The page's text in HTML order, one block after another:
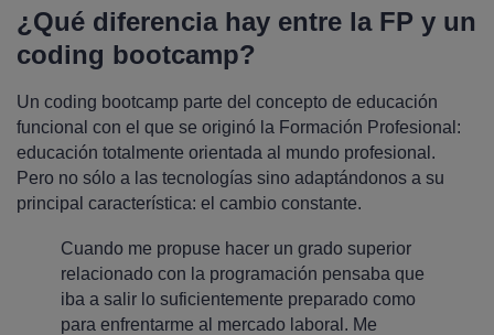
¿Qué diferencia hay entre la FP y un
coding bootcamp?
Un coding bootcamp parte del concepto de educación
funcional con el que se originó la Formación Profesional:
educación totalmente orientada al mundo profesional.
Pero no sólo a las tecnologías sino adaptándonos a su
principal característica: el cambio constante.
Cuando me propuse hacer un grado superior
relacionado con la programación pensaba que
iba a salir lo suficientemente preparado como
para enfrentarme al mercado laboral. Me